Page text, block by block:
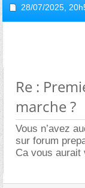
28/07/2025,
Re :
marche ?
Vous n’avez
sur forum
Ca vous aurait